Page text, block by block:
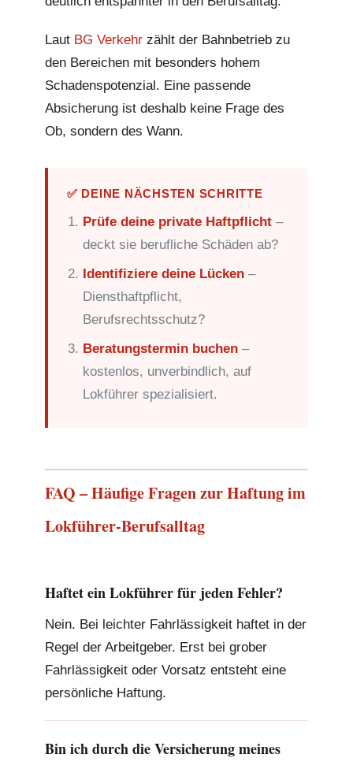
Laut BG Verkehrzählt der Bahnbetrieb zu
den Bereichen mit besonders hohem
Schadenspotenzial. Eine passende
Absicherung ist deshalb keine Frage des
Ob, sondern des Wann.
✅ DEINE NÄCHSTEN SCHRITTE
Prüfe deine private Haftpflicht–
deckt sie berufliche Schäden ab?
Identifiziere deine Lücken–
Diensthaftpflicht,
Berufsrechtsschutz?
Beratungstermin buchen–
kostenlos, unverbindlich, auf
Lokführer spezialisiert.
FAQ – Häufige Fragen zur Haftung im
Lokführer-Berufsalltag
Haftet ein Lokführer für jeden Fehler?
Nein. Bei leichter Fahrlässigkeit haftet in der
Regel der Arbeitgeber. Erst bei grober
Fahrlässigkeit oder Vorsatz entsteht eine
persönliche Haftung.
Bin ich durch die Versicherung meines